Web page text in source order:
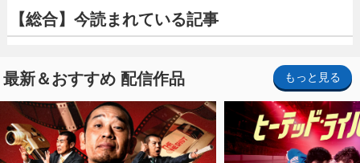
【総合】今読まれている記事
最新＆おすすめ 配信作品 もっと見る